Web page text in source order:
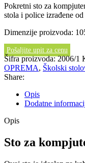
Pokretni sto za
stola i police izrađene
Dimenzije proizvoda:
Pošaljite upit za cenu
Šifra proizvoda:2006/1
OPREMA, Školski
Share:
Opis
Dodatne
Opis
Sto za